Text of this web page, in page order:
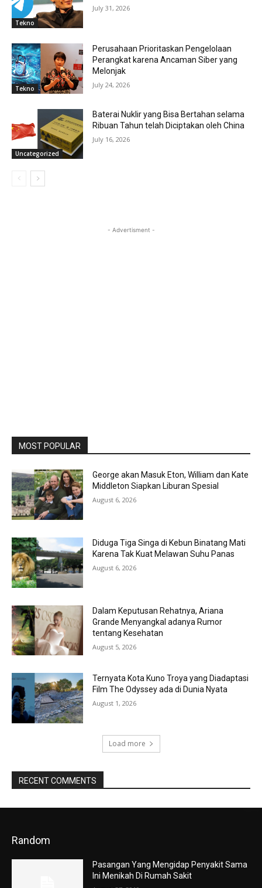
Tekno
July 31, 2026
Tekno
Perusahaan Prioritaskan Pengelolaan
Perangkat karena Ancaman Siber yang
Melonjak
July 24, 2026
Uncategorized
Baterai Nuklir yang Bisa Bertahan selama
Ribuan Tahun telah Diciptakan oleh China
July 16, 2026
- Advertisment -
MOST POPULAR
George akan Masuk Eton, William dan Kate
Middleton Siapkan Liburan Spesial
August 6, 2026
Diduga Tiga Singa di Kebun Binatang Mati
Karena Tak Kuat Melawan Suhu Panas
August 6, 2026
Dalam Keputusan Rehatnya, Ariana
Grande Menyangkal adanya Rumor
tentang Kesehatan
August 5, 2026
Ternyata Kota Kuno Troya yang Diadaptasi
Film The Odyssey ada di Dunia Nyata
August 1, 2026
Load more
RECENT COMMENTS
Random
Pasangan Yang Mengidap Penyakit Sama
Ini Menikah Di Rumah Sakit